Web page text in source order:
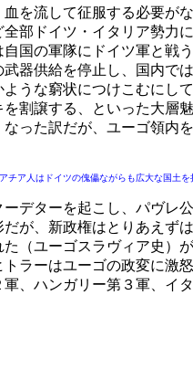
流して征服する必要が
部ドイツ・イタリア勢
国の軍隊にドイツ軍と戦
器供給を停止し、国内
ような窮状につけこむにし
割譲する、といった大
った訳だが、ユーゴ領
人はドイツの傀儡ながらも広大な国土を
ターを起こし、パヴレ
が、新政権はとりあえ
（ユーゴスラヴィア史）
ラーはユーゴの政変に
、ハンガリー第３軍、